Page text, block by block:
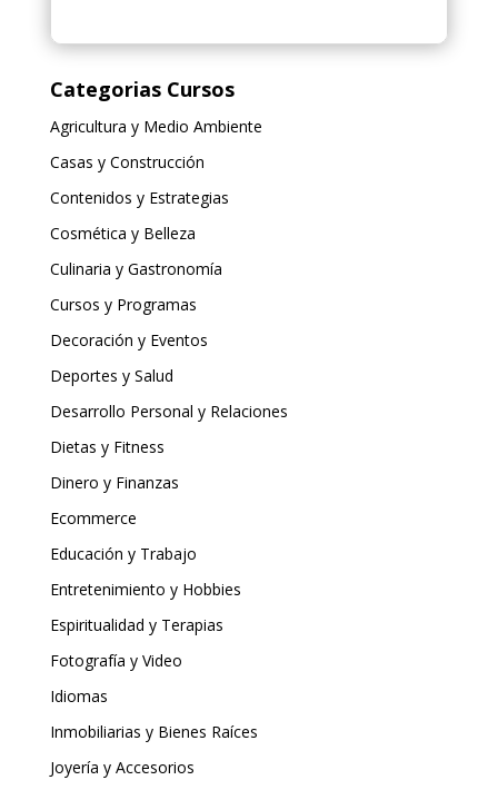
Categorias Cursos
Agricultura y Medio Ambiente
Casas y Construcción
Contenidos y Estrategias
Cosmética y Belleza
Culinaria y Gastronomía
Cursos y Programas
Decoración y Eventos
Deportes y Salud
Desarrollo Personal y Relaciones
Dietas y Fitness
Dinero y Finanzas
Ecommerce
Educación y Trabajo
Entretenimiento y Hobbies
Espiritualidad y Terapias
Fotografía y Video
Idiomas
Inmobiliarias y Bienes Raíces
Joyería y Accesorios